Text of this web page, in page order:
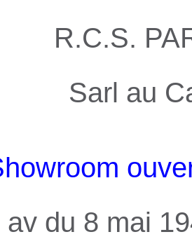
R.C.S.
Sarl au
av du 8 mai